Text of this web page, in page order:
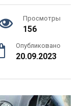
Просмотры
156
Опубликовано
20.09.2023